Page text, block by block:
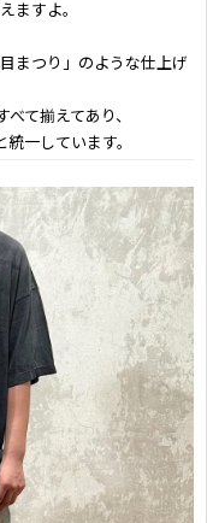
ますよ。
まつり」のような仕上げ
て揃えてあり、
一しています。